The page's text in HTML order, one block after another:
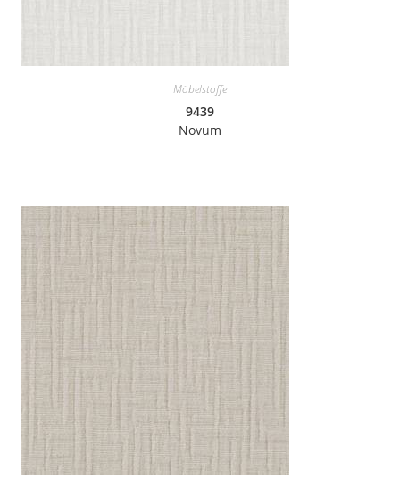
Möbelstoffe
9439
Novum